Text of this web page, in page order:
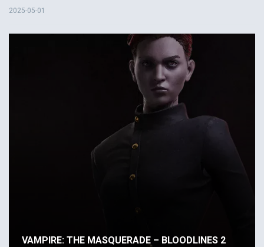
2025-05-01
VAMPIRE: THE MASQUERADE – BLOODLINES 2